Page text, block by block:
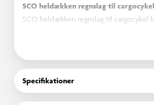
SCO heldækken regnslag til cargocykel
SCO heldækken regnslag til cargocykel
Vandafvisende materiale
Beskytter mod regn og snavs
Specifikationer